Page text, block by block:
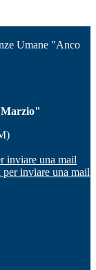
Umane "Anco
Marzio"
inviare una mail
inviare una mail